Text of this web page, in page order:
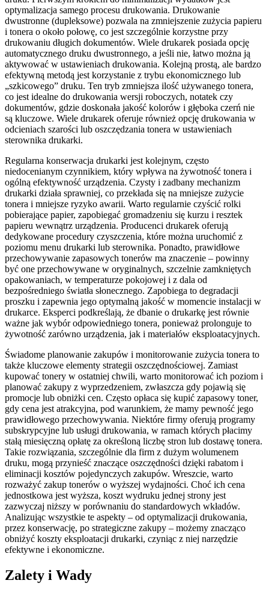
optymalizacja samego procesu drukowania. Drukowanie
dwustronne (dupleksowe) pozwala na zmniejszenie zużycia papieru
i tonera o około połowę, co jest szczególnie korzystne przy
drukowaniu długich dokumentów. Wiele drukarek posiada opcję
automatycznego druku dwustronnego, a jeśli nie, łatwo można ją
aktywować w ustawieniach drukowania. Kolejną prostą, ale bardzo
efektywną metodą jest korzystanie z trybu ekonomicznego lub
„szkicowego” druku. Ten tryb zmniejsza ilość używanego tonera,
co jest idealne do drukowania wersji roboczych, notatek czy
dokumentów, gdzie doskonała jakość kolorów i głęboka czerń nie
są kluczowe. Wiele drukarek oferuje również opcję drukowania w
odcieniach szarości lub oszczędzania tonera w ustawieniach
sterownika drukarki.
Regularna konserwacja drukarki jest kolejnym, często
niedocenianym czynnikiem, który wpływa na żywotność tonera i
ogólną efektywność urządzenia. Czysty i zadbany mechanizm
drukarki działa sprawniej, co przekłada się na mniejsze zużycie
tonera i mniejsze ryzyko awarii. Warto regularnie czyścić rolki
pobierające papier, zapobiegać gromadzeniu się kurzu i resztek
papieru wewnątrz urządzenia. Producenci drukarek oferują
dedykowane procedury czyszczenia, które można uruchomić z
poziomu menu drukarki lub sterownika. Ponadto, prawidłowe
przechowywanie zapasowych tonerów ma znaczenie – powinny
być one przechowywane w oryginalnych, szczelnie zamkniętych
opakowaniach, w temperaturze pokojowej i z dala od
bezpośredniego światła słonecznego. Zapobiega to degradacji
proszku i zapewnia jego optymalną jakość w momencie instalacji w
drukarce. Eksperci podkreślają, że dbanie o drukarkę jest równie
ważne jak wybór odpowiedniego tonera, ponieważ prolonguje to
żywotność zarówno urządzenia, jak i materiałów eksploatacyjnych.
Świadome planowanie zakupów i monitorowanie zużycia tonera to
także kluczowe elementy strategii oszczędnościowej. Zamiast
kupować tonery w ostatniej chwili, warto monitorować ich poziom i
planować zakupy z wyprzedzeniem, zwłaszcza gdy pojawią się
promocje lub obniżki cen. Często opłaca się kupić zapasowy toner,
gdy cena jest atrakcyjna, pod warunkiem, że mamy pewność jego
prawidłowego przechowywania. Niektóre firmy oferują programy
subskrypcyjne lub usługi drukowania, w ramach których płacimy
stałą miesięczną opłatę za określoną liczbę stron lub dostawę tonera.
Takie rozwiązania, szczególnie dla firm z dużym wolumenem
druku, mogą przynieść znaczące oszczędności dzięki rabatom i
eliminacji kosztów pojedynczych zakupów. Wreszcie, warto
rozważyć zakup tonerów o wyższej wydajności. Choć ich cena
jednostkowa jest wyższa, koszt wydruku jednej strony jest
zazwyczaj niższy w porównaniu do standardowych wkładów.
Analizując wszystkie te aspekty – od optymalizacji drukowania,
przez konserwację, po strategiczne zakupy – możemy znacząco
obniżyć koszty eksploatacji drukarki, czyniąc z niej narzędzie
efektywne i ekonomiczne.
Zalety i Wady